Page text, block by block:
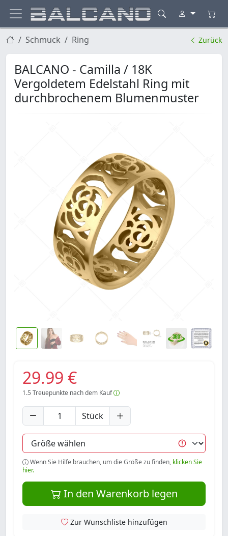
Schmuck Ring Zurück
BALCANO - Camilla / 18K
Vergoldetem Edelstahl Ring mit
durchbrochenem Blumenmuster
29.99 €
1.5 Treuepunkte nach dem Kauf
Stück
Wenn Sie Hilfe brauchen, um die Größe zu finden, klicken Sie
hier.
In den Warenkorb legen
Zur Wunschliste hinzufügen